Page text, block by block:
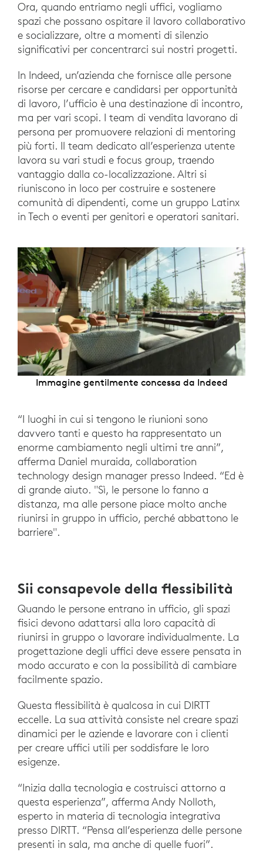
Ora, quando entriamo negli uffici, vogliamo
spazi che possano ospitare il lavoro collaborativo
e socializzare, oltre a momenti di silenzio
significativi per concentrarci sui nostri progetti.
In Indeed, un’azienda che fornisce alle persone
risorse per cercare e candidarsi per opportunità
di lavoro, l’ufficio è una destinazione di incontro,
ma per vari scopi. I team di vendita lavorano di
persona per promuovere relazioni di mentoring
più forti. Il team dedicato all’esperienza utente
lavora su vari studi e focus group, traendo
vantaggio dalla co-localizzazione. Altri si
riuniscono in loco per costruire e sostenere
comunità di dipendenti, come un gruppo Latinx
in Tech o eventi per genitori e operatori sanitari.
Immagine gentilmente concessa da Indeed
“I luoghi in cui si tengono le riunioni sono
davvero tanti e questo ha rappresentato un
enorme cambiamento negli ultimi tre anni”,
afferma Daniel muraida, collaboration
technology design manager presso Indeed. “Ed è
di grande aiuto. "Sì, le persone lo fanno a
distanza, ma alle persone piace molto anche
riunirsi in gruppo in ufficio, perché abbattono le
barriere".
Sii consapevole della flessibilità
Quando le persone entrano in ufficio, gli spazi
fisici devono adattarsi alla loro capacità di
riunirsi in gruppo o lavorare individualmente. La
progettazione degli uffici deve essere pensata in
modo accurato e con la possibilità di cambiare
facilmente spazio.
Questa flessibilità è qualcosa in cui DIRTT
eccelle. La sua attività consiste nel creare spazi
dinamici per le aziende e lavorare con i clienti
per creare uffici utili per soddisfare le loro
esigenze.
“Inizia dalla tecnologia e costruisci attorno a
questa esperienza”, afferma Andy Nolloth,
esperto in materia di tecnologia integrativa
presso DIRTT. “Pensa all’esperienza delle persone
presenti in sala, ma anche di quelle fuori”.